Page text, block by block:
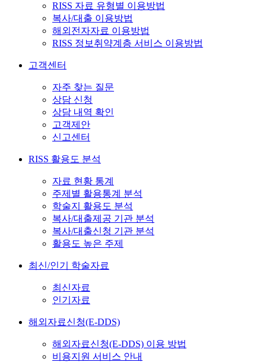
RISS 자료 유형별 이용방법
복사/대출 이용방법
해외전자자료 이용방법
RISS 정보취약계층 서비스 이용방법
고객센터
자주 찾는 질문
상담 신청
상담 내역 확인
고객제안
신고센터
RISS 활용도 분석
자료 현황 통계
주제별 활용통계 분석
학술지 활용도 분석
복사/대출제공 기관 분석
복사/대출신청 기관 분석
활용도 높은 주제
최신/인기 학술자료
최신자료
인기자료
해외자료신청(E-DDS)
해외자료신청(E-DDS) 이용 방법
비용지원 서비스 안내